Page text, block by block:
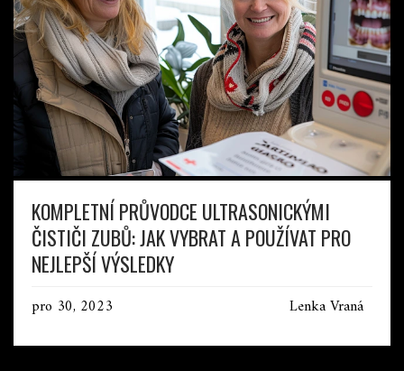
KOMPLETNÍ PRŮVODCE ULTRASONICKÝMI
ČISTIČI ZUBŮ: JAK VYBRAT A POUŽÍVAT PRO
NEJLEPŠÍ VÝSLEDKY
pro 30, 2023 Lenka Vraná